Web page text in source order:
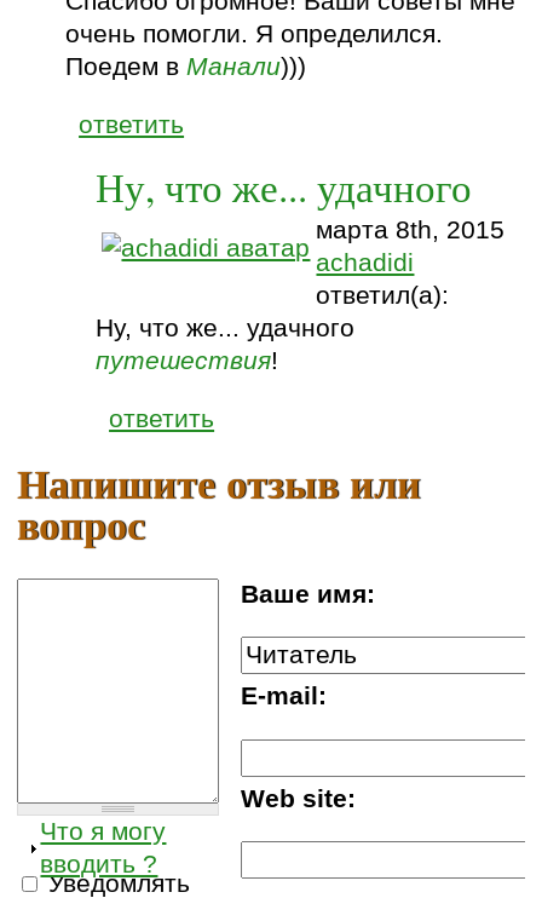
очень помогли. Я определился.
Поедем вМанали)))
ответить
Ну, что же... удачного
марта 8th, 2015
achadidi
ответил(а):
Ну, что же... удачного
путешествия!
ответить
Напишите отзыв или
вопрос
Ваше имя:
E-mail:
Web site:
Что я могу
вводить ?
Уведомлять